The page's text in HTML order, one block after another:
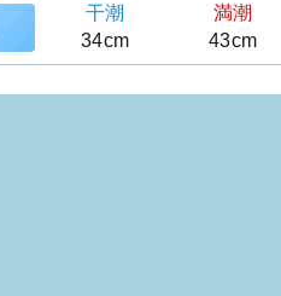
干潮 満潮
34cm
43cm